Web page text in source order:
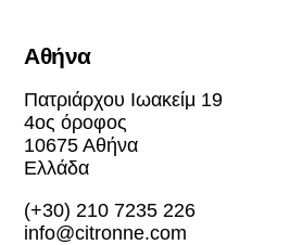
Αθήνα
Πατριάρχου Ιωακείμ 19
4ος όροφος
10675 Αθήνα
Ελλάδα
(+30) 210 7235 226
info@citronne.com